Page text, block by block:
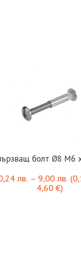
болт Ø8 M6
лв. – 9,00лв. (
4,60€)